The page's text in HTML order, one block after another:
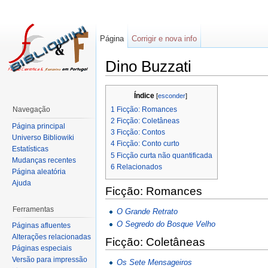
Dino Buzzati
Índice [esconder]
1 Ficção: Romances
2 Ficção: Coletâneas
3 Ficção: Contos
4 Ficção: Conto curto
5 Ficção curta não quantificada
6 Relacionados
Ficção: Romances
O Grande Retrato
O Segredo do Bosque Velho
Ficção: Coletâneas
Os Sete Mensageiros
Página Corrigir e nova info
Navegação
Página principal
Universo Bibliowiki
Estatísticas
Mudanças recentes
Página aleatória
Ajuda
Ferramentas
Páginas afluentes
Alterações relacionadas
Páginas especiais
Versão para impressão